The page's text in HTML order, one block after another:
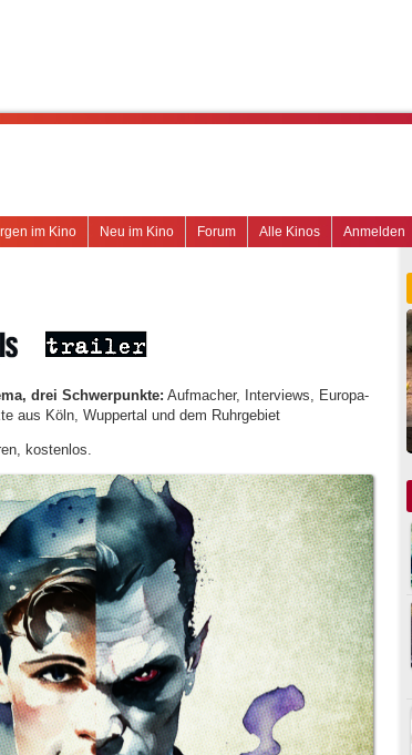
Anmelden
Alle Kinos
Forum
Neu im Kino
im Kino
drei Schwerpunkte: Aufmacher, Interviews, Europa-
aus Köln, Wuppertal und dem Ruhrgebiet
kostenlos.